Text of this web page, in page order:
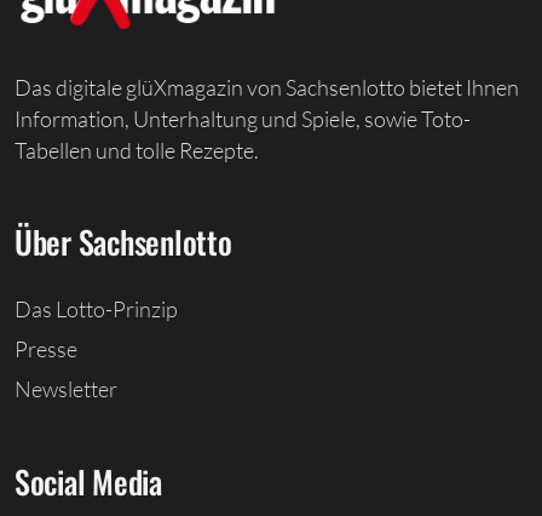
Das digitale glüXmagazin von Sachsenlotto bietet Ihnen
Information, Unterhaltung und Spiele, sowie Toto-
Tabellen und tolle Rezepte.
Über Sachsenlotto
Das Lotto-Prinzip
Presse
Newsletter
Social Media